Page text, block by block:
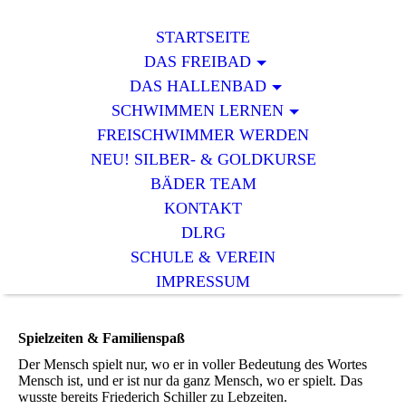
STARTSEITE
DAS FREIBAD
DAS HALLENBAD
SCHWIMMEN LERNEN
FREISCHWIMMER WERDEN
NEU! SILBER- & GOLDKURSE
BÄDER TEAM
KONTAKT
DLRG
SCHULE & VEREIN
IMPRESSUM
Spielzeiten & Familienspaß
Der Mensch spielt nur, wo er in voller Bedeutung des Wortes
Mensch ist, und er ist nur da ganz Mensch, wo er spielt. Das
wusste bereits Friederich Schiller zu Lebzeiten.